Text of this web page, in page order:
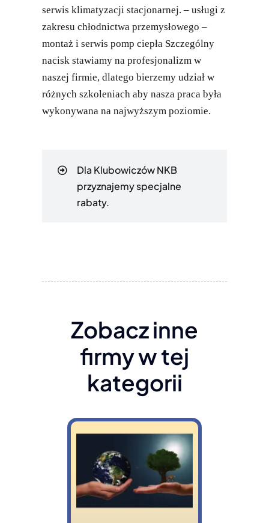
serwis klimatyzacji stacjonarnej. – usługi z
zakresu chłodnictwa przemysłowego –
montaż i serwis pomp ciepła Szczególny
nacisk stawiamy na profesjonalizm w
naszej firmie, dlatego bierzemy udział w
różnych szkoleniach aby nasza praca była
wykonywana na najwyższym poziomie.
Dla Klubowiczów NKB
przyznajemy specjalne
rabaty.
Zobacz inne
firmy w tej
kategorii